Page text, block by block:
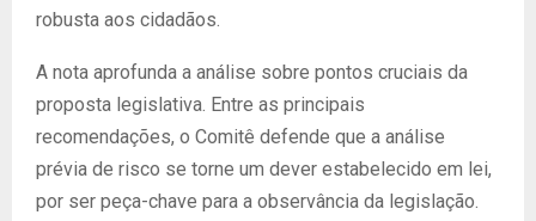
robusta aos cidadãos.
A nota aprofunda a análise sobre pontos cruciais da
proposta legislativa. Entre as principais
recomendações, o Comitê defende que a análise
prévia de risco se torne um dever estabelecido em lei,
por ser peça-chave para a observância da legislação.